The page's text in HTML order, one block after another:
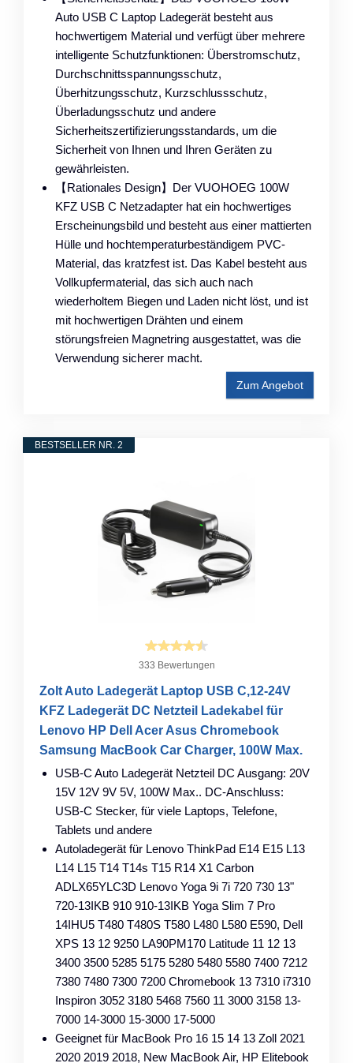
Auto USB C Laptop Ladegerät besteht aus
hochwertigem Material und verfügt über mehrere
intelligente Schutzfunktionen: Überstromschutz,
Durchschnittsspannungsschutz,
Überhitzungsschutz, Kurzschlussschutz,
Überladungsschutz und andere
Sicherheitszertifizierungsstandards, um die
Sicherheit von Ihnen und Ihren Geräten zu
gewährleisten.
【Rationales Design】Der VUOHOEG 100W
KFZ USB C Netzadapter hat ein hochwertiges
Erscheinungsbild und besteht aus einer mattierten
Hülle und hochtemperaturbeständigem PVC-
Material, das kratzfest ist. Das Kabel besteht aus
Vollkupfermaterial, das sich auch nach
wiederholtem Biegen und Laden nicht löst, und ist
mit hochwertigen Drähten und einem
störungsfreien Magnetring ausgestattet, was die
Verwendung sicherer macht.
Zum Angebot
BESTSELLER NR. 2
333 Bewertungen
Zolt Auto Ladegerät Laptop USB C,12-24V
KFZ Ladegerät DC Netzteil Ladekabel für
Lenovo HP Dell Acer Asus Chromebook
Samsung MacBook Car Charger, 100W Max.
USB-C Auto Ladegerät Netzteil DC Ausgang: 20V
15V 12V 9V 5V, 100W Max.. DC-Anschluss:
USB-C Stecker, für viele Laptops, Telefone,
Tablets und andere
Autoladegerät für Lenovo ThinkPad E14 E15 L13
L14 L15 T14 T14s T15 R14 X1 Carbon
ADLX65YLC3D Lenovo Yoga 9i 7i 720 730 13"
720-13IKB 910 910-13IKB Yoga Slim 7 Pro
14IHU5 T480 T480S T580 L480 L580 E590, Dell
XPS 13 12 9250 LA90PM170 Latitude 11 12 13
3400 3500 5285 5175 5280 5480 5580 7400 7212
7380 7480 7300 7200 Chromebook 13 7310 i7310
Inspiron 3052 3180 5468 7560 11 3000 3158 13-
7000 14-3000 15-3000 17-5000
Geeignet für MacBook Pro 16 15 14 13 Zoll 2021
2020 2019 2018, New MacBook Air, HP Elitebook